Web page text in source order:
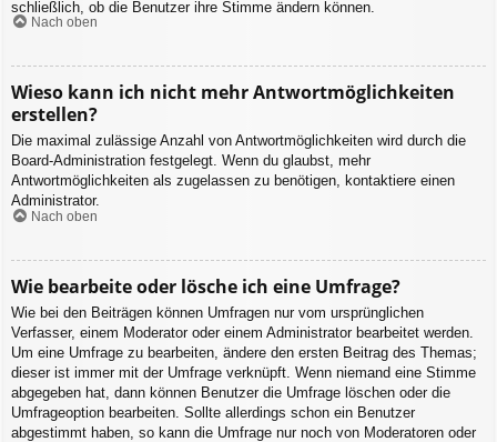
schließlich, ob die Benutzer ihre Stimme ändern können.
Nach oben
Wieso kann ich nicht mehr Antwortmöglichkeiten
erstellen?
Die maximal zulässige Anzahl von Antwortmöglichkeiten wird durch die
Board-Administration festgelegt. Wenn du glaubst, mehr
Antwortmöglichkeiten als zugelassen zu benötigen, kontaktiere einen
Administrator.
Nach oben
Wie bearbeite oder lösche ich eine Umfrage?
Wie bei den Beiträgen können Umfragen nur vom ursprünglichen
Verfasser, einem Moderator oder einem Administrator bearbeitet werden.
Um eine Umfrage zu bearbeiten, ändere den ersten Beitrag des Themas;
dieser ist immer mit der Umfrage verknüpft. Wenn niemand eine Stimme
abgegeben hat, dann können Benutzer die Umfrage löschen oder die
Umfrageoption bearbeiten. Sollte allerdings schon ein Benutzer
abgestimmt haben, so kann die Umfrage nur noch von Moderatoren oder